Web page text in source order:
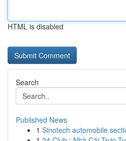
HTML is disabled
Search
Published News
1 Sinotech automobile